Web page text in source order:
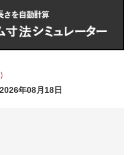
2026年08月18日